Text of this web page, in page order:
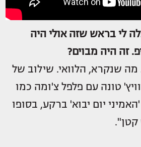
לי בראש שזה אולי היה
זה היה מבוים?
שנקרא, הלוואי. שילוב של
טונה עם פלפל צ'ומה כמו
יום יבוא' ברקע, בסופו
קטן".